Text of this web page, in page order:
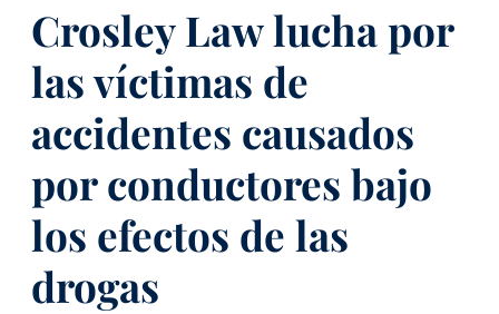
Crosley Law lucha por
las víctimas de
accidentes causados
por conductores bajo
los efectos de las
drogas